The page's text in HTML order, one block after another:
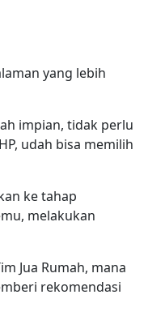
yang lebih
impian, tidak perlu
udah bisa memilih
ke tahap
melakukan
Jua Rumah, mana
rekomendasi